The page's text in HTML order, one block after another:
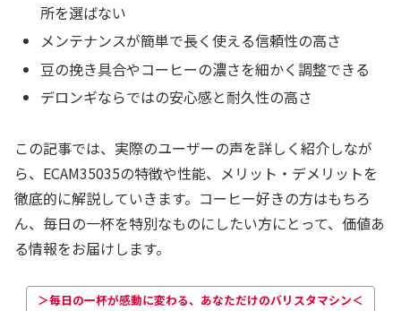
所を選ばない
メンテナンスが簡単で長く使える信頼性の高さ
豆の挽き具合やコーヒーの濃さを細かく調整できる
デロンギならではの安心感と耐久性の高さ
この記事では、実際のユーザーの声を詳しく紹介しなが
ら、ECAM35035の特徴や性能、メリット・デメリットを
徹底的に解説していきます。コーヒー好きの方はもちろ
ん、毎日の一杯を特別なものにしたい方にとって、価値あ
る情報をお届けします。
＞毎日の一杯が感動に変わる、あなただけのバリスタマシン＜